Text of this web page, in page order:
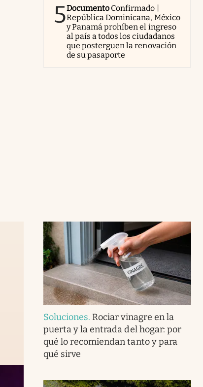
5Documento Confirmado |
República Dominicana, México
y Panamá prohíben el ingreso
al país a todos los ciudadanos
que posterguen la renovación
de su pasaporte
Soluciones. Rociar vinagre en la
puerta y la entrada del hogar: por
qué lo recomiendan tanto y para
qué sirve